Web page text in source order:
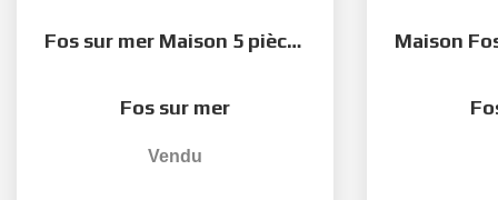
Fos sur mer Maison 5 pièce(s) 105 m2 + garage
Fos sur mer
Vendu